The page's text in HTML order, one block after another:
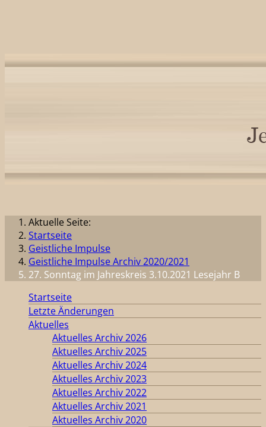
Aktuelle Seite:
Startseite
Geistliche Impulse
Geistliche Impulse Archiv 2020/2021
27. Sonntag im Jahreskreis 3.10.2021 Lesejahr B
Startseite
Letzte Änderungen
Aktuelles
Aktuelles Archiv 2026
Aktuelles Archiv 2025
Aktuelles Archiv 2024
Aktuelles Archiv 2023
Aktuelles Archiv 2022
Aktuelles Archiv 2021
Aktuelles Archiv 2020